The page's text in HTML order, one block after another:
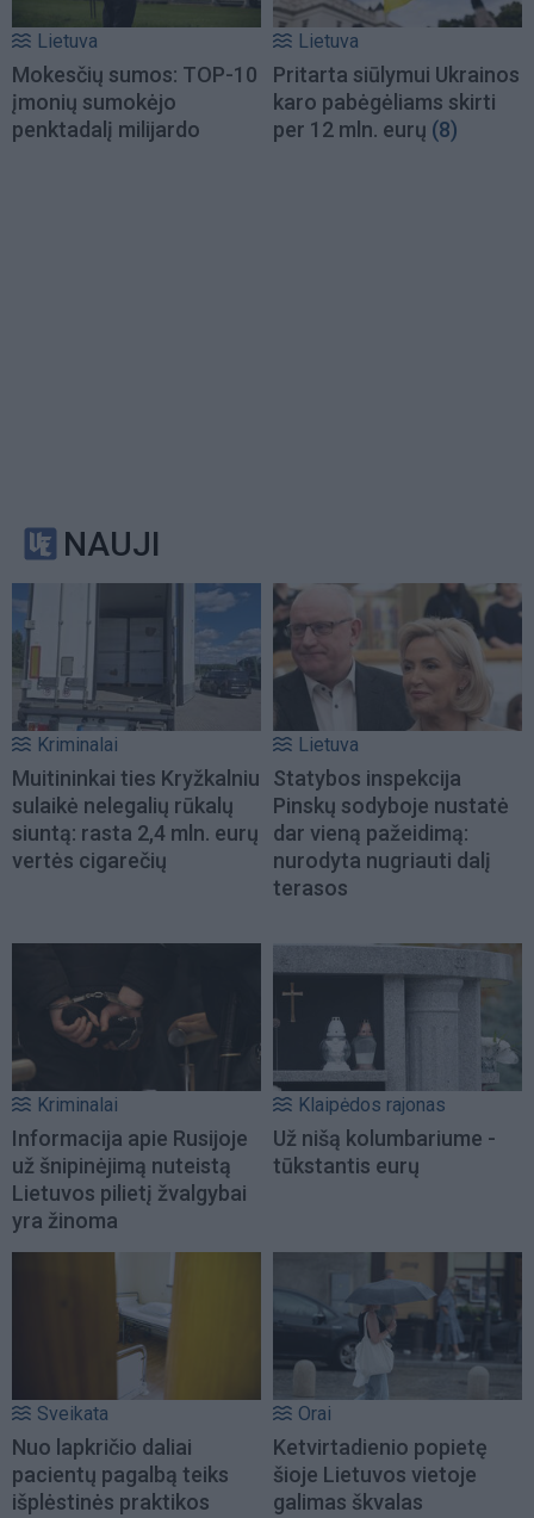
Lietuva
Mokesčių sumos: TOP-10
įmonių sumokėjo
penktadalį milijardo
Lietuva
Pritarta siūlymui Ukrainos
karo pabėgėliams skirti
per 12 mln. eurų (8)
NAUJI
Kriminalai
Muitininkai ties Kryžkalniu
sulaikė nelegalių rūkalų
siuntą: rasta 2,4 mln. eurų
vertės cigarečių
Lietuva
Statybos inspekcija
Pinskų sodyboje nustatė
dar vieną pažeidimą:
nurodyta nugriauti dalį
terasos
Kriminalai
Informacija apie Rusijoje
už šnipinėjimą nuteistą
Lietuvos pilietį žvalgybai
yra žinoma
Klaipėdos rajonas
Už nišą kolumbariume -
tūkstantis eurų
Sveikata
Nuo lapkričio daliai
pacientų pagalbą teiks
išplėstinės praktikos
Orai
Ketvirtadienio popietę
šioje Lietuvos vietoje
galimas škvalas